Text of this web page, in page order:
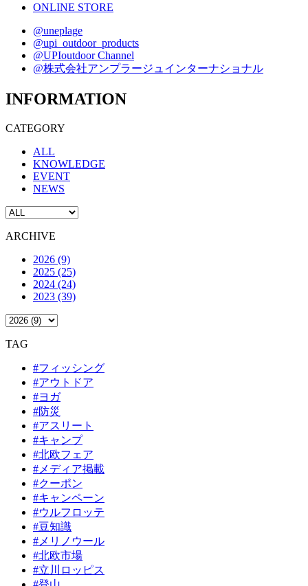
ONLINE STORE
@uneplage
@upi_outdoor_products
@UPIoutdoor Channel
@株式会社アンプラージュインターナショナル
INFORMATION
CATEGORY
ALL
KNOWLEDGE
EVENT
NEWS
ARCHIVE
2026 (9)
2025 (25)
2024 (24)
2023 (39)
TAG
#フィッシング
#アウトドア
#ヨガ
#防災
#アスリート
#キャンプ
#北欧フェア
#メディア掲載
#クーポン
#キャンペーン
#ウルフロッテ
#豆知識
#メリノウール
#北欧市場
#立川ロッピス